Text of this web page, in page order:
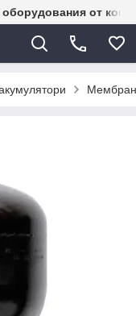
от
акумулятори